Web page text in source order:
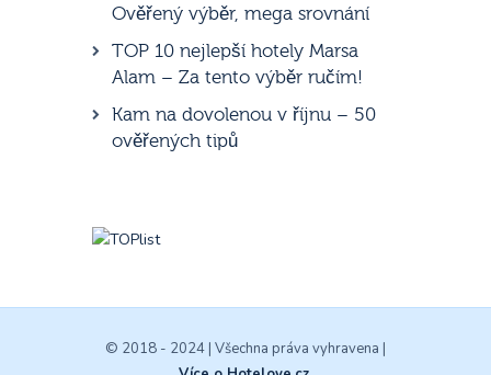
Ověřený výběr, mega srovnání
TOP 10 nejlepší hotely Marsa
Alam – Za tento výběr ručím!
Kam na dovolenou v říjnu – 50
ověřených tipů
© 2018 - 2024 | Všechna práva vyhravena |